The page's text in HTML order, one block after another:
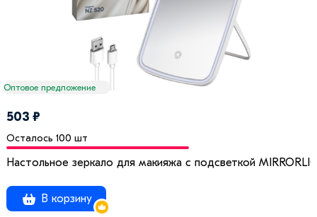
Оптовое предложение
503 ₽
Осталось 100 шт
Настольное зеркало для макияжа с подсветкой
В корзину